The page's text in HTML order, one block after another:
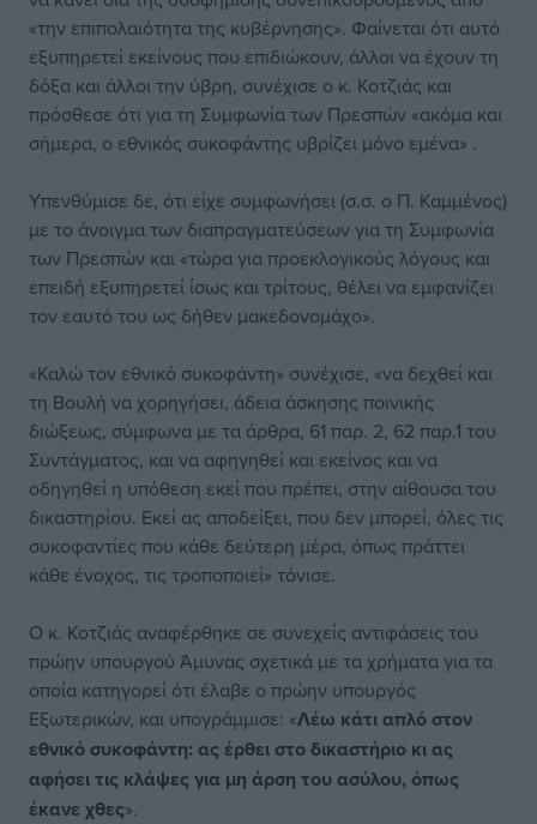
«την επιπολαιότητα της κυβέρνησης». Φαίνεται ότι αυτό
εξυπηρετεί εκείνους που επιδιώκουν, άλλοι να έχουν τη
δόξα και άλλοι την ύβρη, συνέχισε ο κ. Κοτζιάς και
πρόσθεσε ότι για τη Συμφωνία των Πρεσπών «ακόμα και
σήμερα, ο εθνικός συκοφάντης υβρίζει μόνο εμένα» .
Υπενθύμισε δε, ότι είχε συμφωνήσει (σ.σ. ο Π. Καμμένος)
με το άνοιγμα των διαπραγματεύσεων για τη Συμφωνία
των Πρεσπών και «τώρα για προεκλογικούς λόγους και
επειδή εξυπηρετεί ίσως και τρίτους, θέλει να εμφανίζει
τον εαυτό του ως δήθεν μακεδονομάχο».
«Καλώ τον εθνικό συκοφάντη» συνέχισε, «να δεχθεί και
τη Βουλή να χορηγήσει, άδεια άσκησης ποινικής
διώξεως, σύμφωνα με τα άρθρα, 61 παρ. 2, 62 παρ.1 του
Συντάγματος, και να αφηγηθεί και εκείνος και να
οδηγηθεί η υπόθεση εκεί που πρέπει, στην αίθουσα του
δικαστηρίου. Εκεί ας αποδείξει, που δεν μπορεί, όλες τις
συκοφαντίες που κάθε δεύτερη μέρα, όπως πράττει
κάθε ένοχος, τις τροποποιεί» τόνισε.
Ο κ. Κοτζιάς αναφέρθηκε σε συνεχείς αντιφάσεις του
πρώην υπουργού Άμυνας σχετικά με τα χρήματα για τα
οποία κατηγορεί ότι έλαβε ο πρώην υπουργός
Εξωτερικών, και υπογράμμισε: «Λέω κάτι απλό στον
εθνικό συκοφάντη: ας έρθει στο δικαστήριο κι ας
αφήσει τις κλάψες για μη άρση του ασύλου, όπως
έκανε χθες».